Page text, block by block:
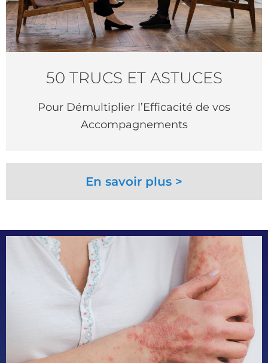
50 TRUCS ET ASTUCES
Pour Démultiplier l’Efficacité de vos
Accompagnements
En savoir plus >